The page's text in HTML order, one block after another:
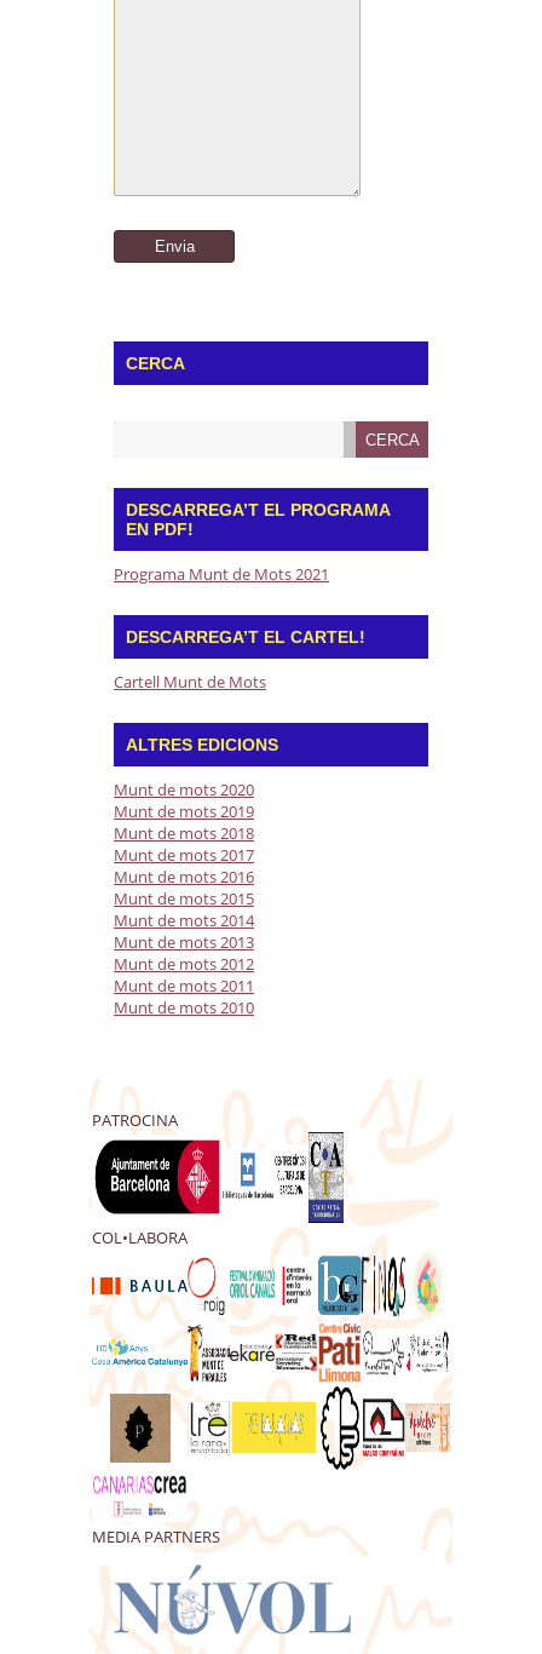
CERCA
DESCARREGA’T EL PROGRAMA
EN PDF!
Programa Munt de Mots 2021
DESCARREGA’T EL CARTEL!
Cartell Munt de Mots
ALTRES EDICIONS
Munt de mots 2020
Munt de mots 2019
Munt de mots 2018
Munt de mots 2017
Munt de mots 2016
Munt de mots 2015
Munt de mots 2014
Munt de mots 2013
Munt de mots 2012
Munt de mots 2011
Munt de mots 2010
PATROCINA
COL•LABORA
MEDIA PARTNERS